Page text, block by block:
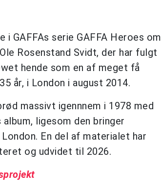
i GAFFAs serie GAFFA Heroes om
Rosenstand Svidt, der har fulgt
hende som en af meget få
år, i London i august 2014.
massivt igennnem i 1978 med
ligesom den bringer
En del af materialet har
og udvidet til 2026.